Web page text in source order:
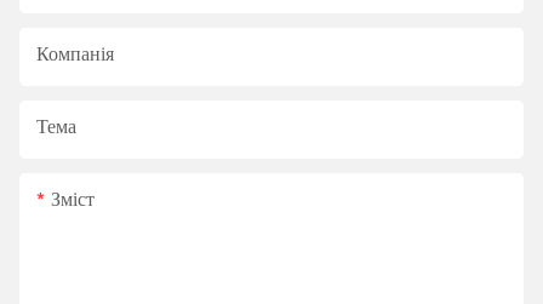
Компанія
Тема
Зміст